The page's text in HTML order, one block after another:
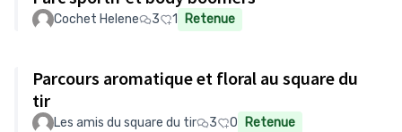
Cochet Helene 3 1 Retenue
Parcours aromatique et floral au square du
tir
Les amis du square du tir 3 0 Retenue